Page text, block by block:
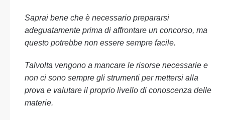
Saprai bene che è necessario prepararsi
adeguatamente prima di affrontare un concorso, ma
questo potrebbe non essere sempre facile.
Talvolta vengono a mancare le risorse necessarie e
non ci sono sempre gli strumenti per mettersi alla
prova e valutare il proprio livello di conoscenza delle
materie.